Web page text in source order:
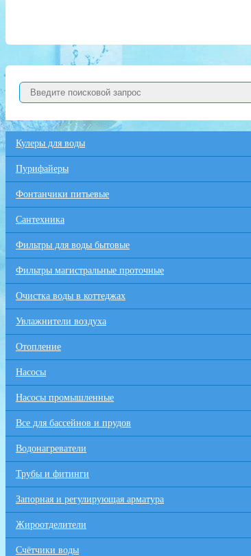
Кулеры для воды
Пурифайеры
Фонтанчики питьевые
Сантехника
Фильтры для воды бытовые
Фильтры магистральные проточные
Очистка воды в коттеджах
Увлажнители воздуха
Отопление
Насосы
Насосы промышленные
Все для бaссейнов и прудов
Водонагреватели
Трубы и фитинги
Запорная и регулирующая арматура
Жироотделители
Счётчики воды